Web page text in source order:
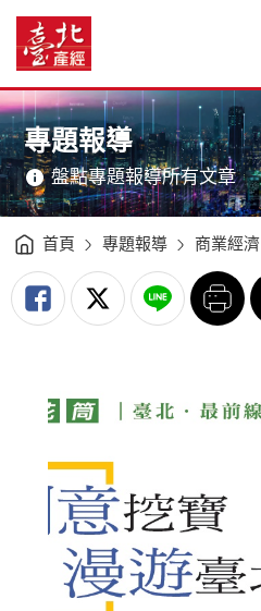
好
站
-
北
產
經
資
訊
網
臺
經
訊
網
網
站
主
單
主
意
境
專題報導
盤點專題報導所有文章
首頁 專題報導 商業經濟
列
印
回
前
一
頁